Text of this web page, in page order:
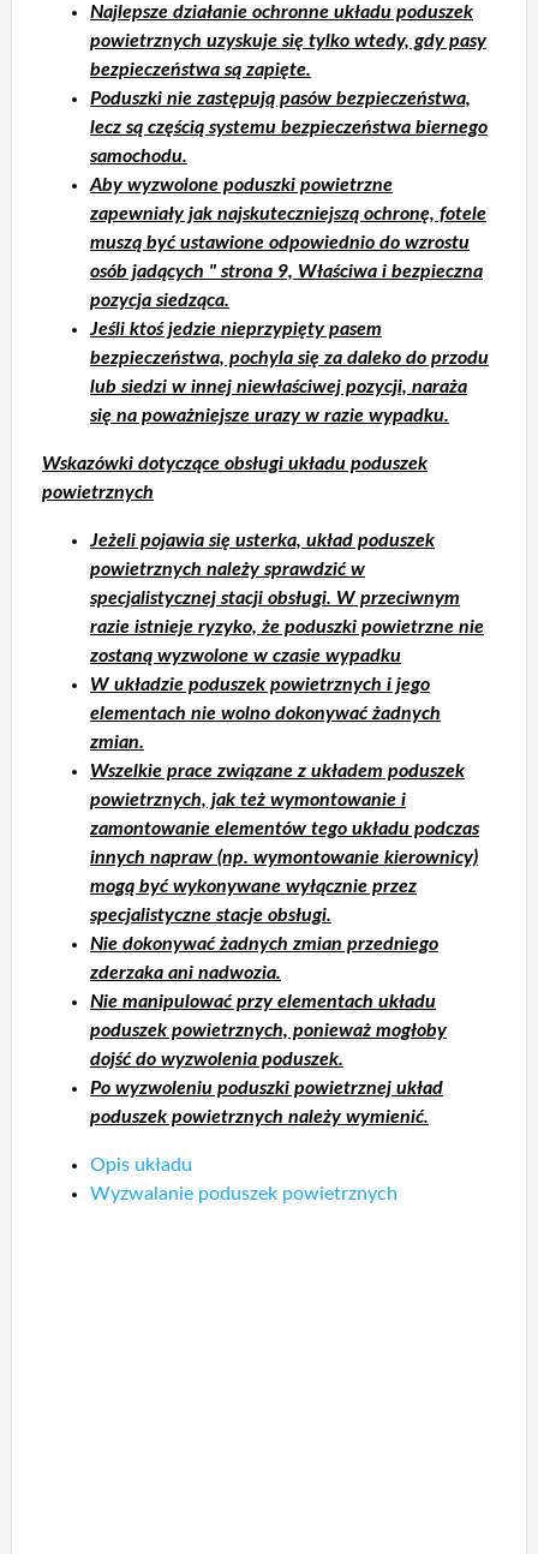
Najlepsze działanie ochronne układu poduszek
powietrznych uzyskuje się tylko wtedy, gdy pasy
bezpieczeństwa są zapięte.
Poduszki nie zastępują pasów bezpieczeństwa,
lecz są częścią systemu bezpieczeństwa biernego
samochodu.
Aby wyzwolone poduszki powietrzne
zapewniały jak najskuteczniejszą ochronę, fotele
muszą być ustawione odpowiednio do wzrostu
osób jadących " strona 9, Właściwa i bezpieczna
pozycja siedząca.
Jeśli ktoś jedzie nieprzypięty pasem
bezpieczeństwa, pochyla się za daleko do przodu
lub siedzi w innej niewłaściwej pozycji, naraża
się na poważniejsze urazy w razie wypadku.
Wskazówki dotyczące obsługi układu poduszek
powietrznych
Jeżeli pojawia się usterka, układ poduszek
powietrznych należy sprawdzić w
specjalistycznej stacji obsługi. W przeciwnym
razie istnieje ryzyko, że poduszki powietrzne nie
zostaną wyzwolone w czasie wypadku
W układzie poduszek powietrznych i jego
elementach nie wolno dokonywać żadnych
zmian.
Wszelkie prace związane z układem poduszek
powietrznych, jak też wymontowanie i
zamontowanie elementów tego układu podczas
innych napraw (np. wymontowanie kierownicy)
mogą być wykonywane wyłącznie przez
specjalistyczne stacje obsługi.
Nie dokonywać żadnych zmian przedniego
zderzaka ani nadwozia.
Nie manipulować przy elementach układu
poduszek powietrznych, ponieważ mogłoby
dojść do wyzwolenia poduszek.
Po wyzwoleniu poduszki powietrznej układ
poduszek powietrznych należy wymienić.
Opis układu
Wyzwalanie poduszek powietrznych